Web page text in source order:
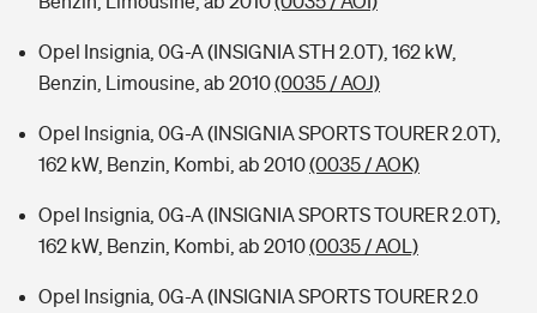
Opel Insignia, 0G-A (INSIGNIA STH 2.0T), 162 kW,
Benzin, Limousine, ab 2010(0035 / AOJ)
Opel Insignia, 0G-A (INSIGNIA SPORTS TOURER 2.0T),
162 kW, Benzin, Kombi, ab 2010(0035 / AOK)
Opel Insignia, 0G-A (INSIGNIA SPORTS TOURER 2.0T),
162 kW, Benzin, Kombi, ab 2010(0035 / AOL)
Opel Insignia, 0G-A (INSIGNIA SPORTS TOURER 2.0